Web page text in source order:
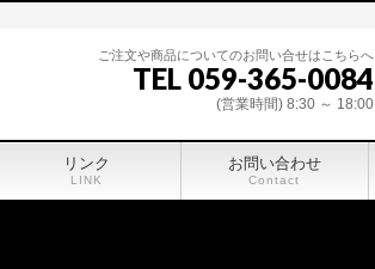
ご注文や商品についてのお問い合せはこちらへ
TEL 059-365-0084
(営業時間) 8:30 ～ 18:00
リンク
LINK
お問い合わせ
Contact